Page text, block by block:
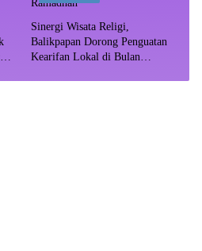
Sinergi Wisata Religi,
Balikpapan Dorong Penguatan
Kearifan Lokal di Bulan